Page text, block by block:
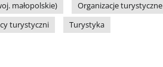
małopolskie)
Organizacje turystyczne
turystyczni Turystyka